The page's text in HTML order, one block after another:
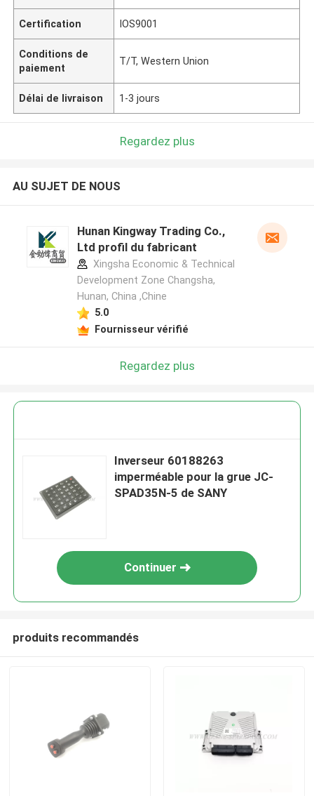
Certification IOS9001
Conditions de
paiement
T/T, Western Union
Délai de livraison 1-3 jours
Regardez plus
AU SUJET DE NOUS
Hunan Kingway Trading Co.,
Ltd profil du fabricant
Xingsha Economic & Technical
Development Zone Changsha,
Hunan, China ,Chine
5.0
Fournisseur vérifié
Regardez plus
Inverseur 60188263
imperméable pour la grue JC-
SPAD35N-5 de SANY
Continuer
produits recommandés